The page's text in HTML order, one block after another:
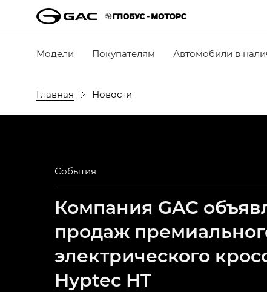
Модели Покупателям Автомобили в
Главная Новости
События
Компания GAC
продаж
электрического
Hyptec HT